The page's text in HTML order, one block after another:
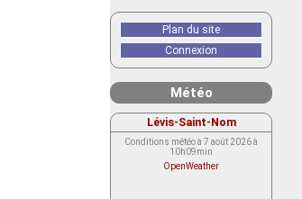
Plan du site
Connexion
Météo
Lévis-Saint-Nom
Conditions météo à 7 août 2026 à
10h09min
OpenWeather